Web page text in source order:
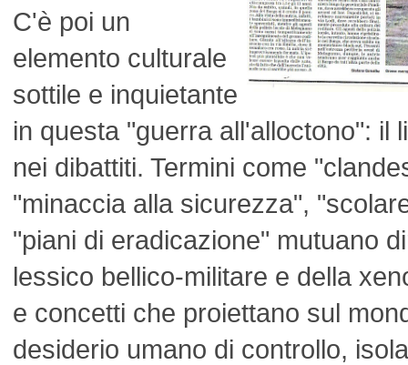
C'è poi un
elemento culturale
sottile e inquietante
in questa "guerra all'alloctono": il
nei dibattiti. Termini come
"minaccia alla sicurezza",
"piani di eradicazione" mutuano
lessico bellico-militare e della
e concetti che proiettano sul
desiderio umano di controllo,